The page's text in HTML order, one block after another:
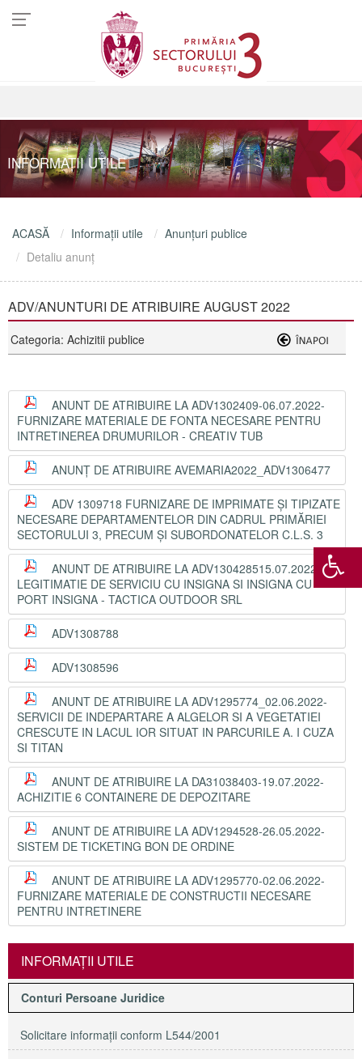
INFORMAŢII UTILE
ACASĂ Informaţii utile
Anunţuri publice
Detaliu anunţ
ADV/ANUNTURI DE ATRIBUIRE AUGUST 2022
Categoria: Achizitii publice
ANUNT DE ATRIBUIRE LA ADV1302409-06.07.2022-
FURNIZARE MATERIALE DE FONTA NECESARE PENTRU
INTRETINEREA DRUMURILOR - CREATIV TUB
ANUNȚ DE ATRIBUIRE AVEMARIA2022_ADV1306477
ADV 1309718 FURNIZARE DE IMPRIMATE ȘI TIPIZATE
NECESARE DEPARTAMENTELOR DIN CADRUL PRIMĂRIEI
SECTORULUI 3, PRECUM ȘI SUBORDONATELOR C.L.S. 3
ANUNT DE ATRIBUIRE LA ADV130428515.07.2022-
LEGITIMATIE DE SERVICIU CU INSIGNA SI INSIGNA CU
PORT INSIGNA - TACTICA OUTDOOR SRL
ADV1308788
ADV1308596
ANUNT DE ATRIBUIRE LA ADV1295774_02.06.2022-
SERVICII DE INDEPARTARE A ALGELOR SI A VEGETATIEI
CRESCUTE IN LACUL IOR SITUAT IN PARCURILE A. I CUZA
SI TITAN
ANUNT DE ATRIBUIRE LA DA31038403-19.07.2022-
ACHIZITIE 6 CONTAINERE DE DEPOZITARE
ANUNT DE ATRIBUIRE LA ADV1294528-26.05.2022-
SISTEM DE TICKETING BON DE ORDINE
ANUNT DE ATRIBUIRE LA ADV1295770-02.06.2022-
FURNIZARE MATERIALE DE CONSTRUCTII NECESARE
PENTRU INTRETINERE
INFORMAŢII UTILE
Conturi Persoane Juridice
Solicitare informaţii conform L544/2001